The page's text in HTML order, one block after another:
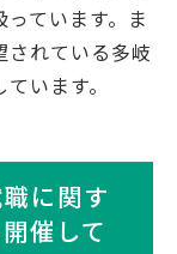
ています。ま
されている多岐
います。
に関す
催して